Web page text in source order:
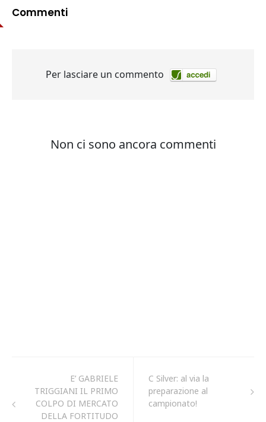
Commenti
E’ GABRIELE
TRIGGIANI IL PRIMO
COLPO DI MERCATO
DELLA FORTITUDO
C Silver: al via la
preparazione al
campionato!